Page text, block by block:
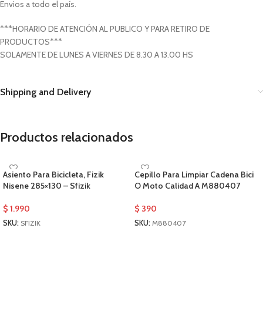
Envios a todo el país.
***HORARIO DE ATENCIÓN AL PUBLICO Y PARA RETIRO DE
PRODUCTOS***
SOLAMENTE DE LUNES A VIERNES DE 8.30 A 13.00 HS
Shipping and Delivery
Productos relacionados
Asiento Para Bicicleta, Fizik
Nisene 285×130 – Sfizik
$ 1.990
SKU: SFIZIK
Cepillo Para Limpiar Cadena Bici
O Moto Calidad A M880407
$ 390
SKU: M880407